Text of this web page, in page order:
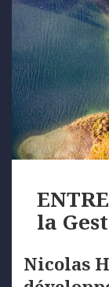
la
Nicolas